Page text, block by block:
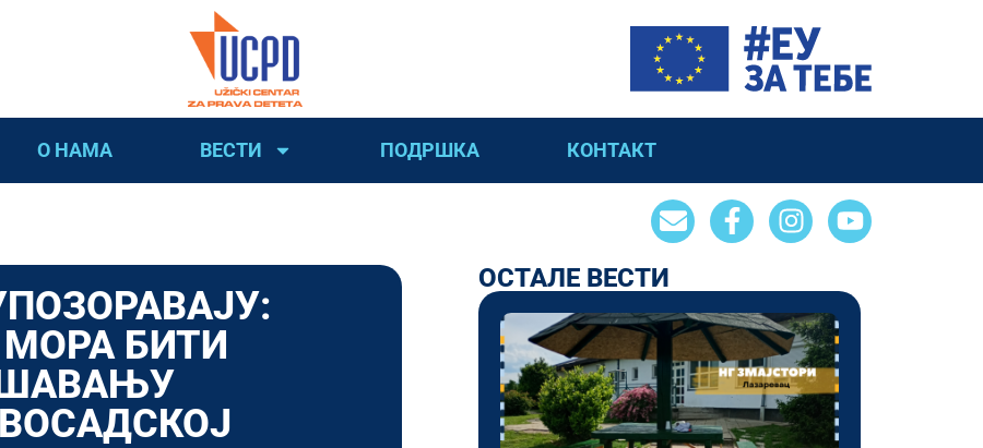
О НАМА ВЕСТИ ПОДРШКА КОНТАКТ
БИТИ
ОСТАЛЕ ВЕСТИ